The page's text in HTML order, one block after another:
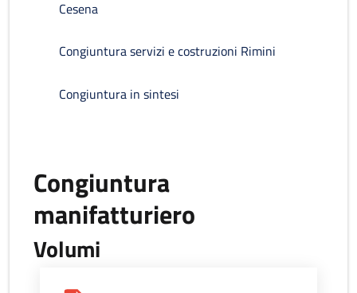
Cesena
Congiuntura servizi e costruzioni Rimini
Congiuntura in sintesi
Congiuntura
manifatturiero
Volumi